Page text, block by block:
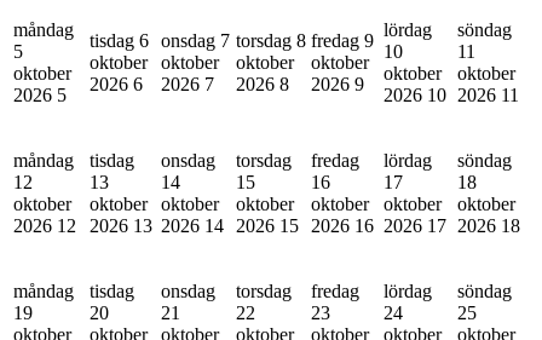
måndag
5
oktober
2026 5
tisdag 6
oktober
2026 6
onsdag 7
oktober
2026 7
torsdag 8
oktober
2026 8
fredag 9
oktober
2026 9
lördag
10
oktober
2026 10
söndag
11
oktober
2026 11
måndag
12
oktober
2026 12
tisdag
13
oktober
2026 13
onsdag
14
oktober
2026 14
torsdag
15
oktober
2026 15
fredag
16
oktober
2026 16
lördag
17
oktober
2026 17
söndag
18
oktober
2026 18
måndag
19
oktober
tisdag
20
oktober
onsdag
21
oktober
torsdag
22
oktober
fredag
23
oktober
lördag
24
oktober
söndag
25
oktober